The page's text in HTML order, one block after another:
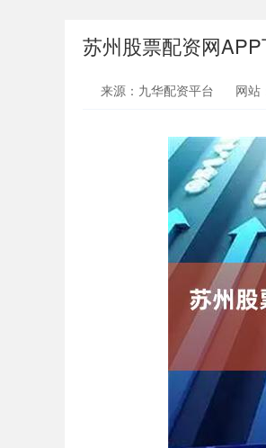
苏州股票配资网
来源：九华配资平台 网站